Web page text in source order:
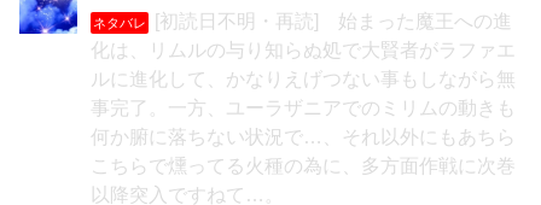
ネタバレ
[初読日不明・再読] 始まった魔王への進
化は、リムルの与り知らぬ処で大賢者がラファエ
ルに進化して、かなりえげつない事もしながら無
事完了。一方、ユーラザニアでのミリムの動きも
何か腑に落ちない状況で…、それ以外にもあちら
こちらで燻ってる火種の為に、多方面作戦に次巻
以降突入ですねて…。